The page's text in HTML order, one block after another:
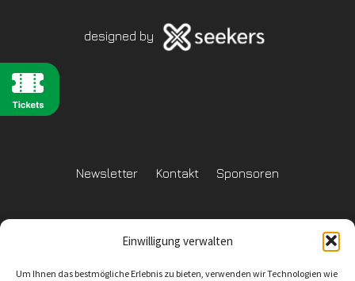
Einwilligung verwalten
Um Ihnen das bestmögliche Erlebnis zu bieten, verwenden wir Technologien wie
designed by
Newsletter Kontakt Sponsoren